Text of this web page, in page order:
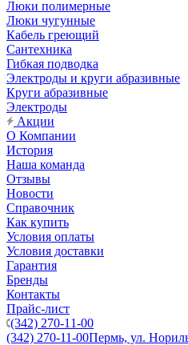
Люки полимерные
Люки чугунные
Кабель греющий
Сантехника
Гибкая подводка
Электроды и круги абразивные
Круги абразивные
Электроды
Акции
О Компании
История
Наша команда
Отзывы
Новости
Справочник
Как купить
Условия оплаты
Условия доставки
Гарантия
Бренды
Контакты
Прайс-лист
(342) 270-11-00
(342) 270-11-00Пермь, ул.